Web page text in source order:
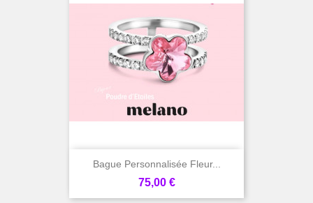
Bague Personnalisée Fleur...
Prix
75,00 €